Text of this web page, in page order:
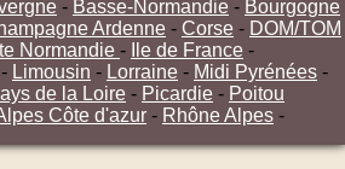
- Basse-Normandie - Bourgogne
Ardenne - Corse - DOM/TOM
Normandie - Ile de France -
- Limousin - Lorraine - Midi Pyrénées -
de la Loire - Picardie - Poitou
Côte d'azur - Rhône Alpes -